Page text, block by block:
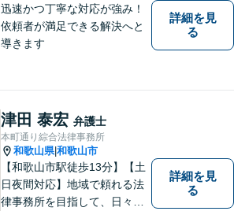
迅速かつ丁寧な対応が強み！
依頼者が満足できる解決へと
導きます
詳細を見
る
津田 泰宏 弁護士
本町通り綜合法律事務所
和歌山県|和歌山市
【和歌山市駅徒歩13分】【土
日夜間対応】地域で頼れる法
律事務所を目指して、日々尽
詳細を見
る